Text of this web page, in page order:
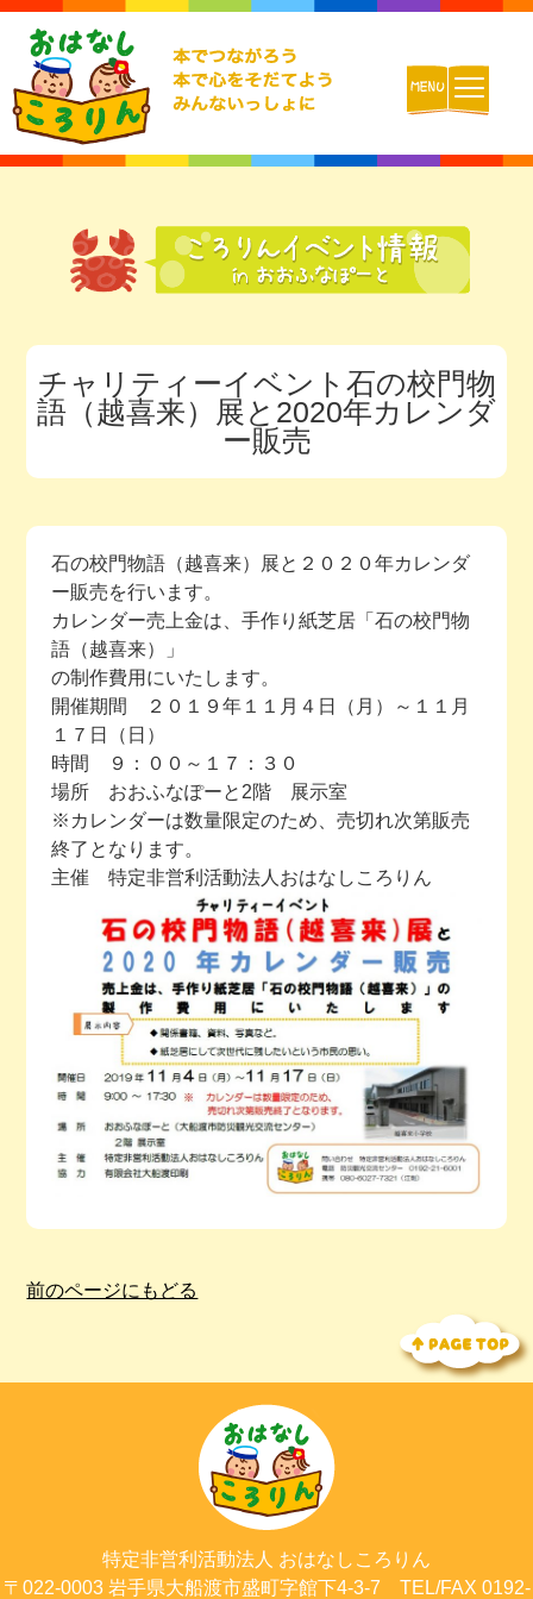
おはなしころりんとは
チームの紹介
活動報告ブログ
ファンクラブのご案内
お問い合わせ
チャリティーイベント石の校門物
語（越喜来）展と2020年カレンダ
ー販売
石の校門物語（越喜来）展と２０２０年カレンダ
ー販売を行います。
カレンダー売上金は、手作り紙芝居「石の校門物
語（越喜来）」
の制作費用にいたします。
開催期間 ２０１９年１１月４日（月）～１１月
１７日（日）
時間 ９：００～１７：３０
場所 おおふなぽーと 2階 展示室
※カレンダーは数量限定のため、売切れ次第販売
終了となります。
主催 特定非営利活動法人おはなしころりん
前のページにもどる
特定非営利活動法人 おはなしころりん
〒022-0003 岩手県大船渡市盛町字館下4-3-7 TEL/FAX 0192-